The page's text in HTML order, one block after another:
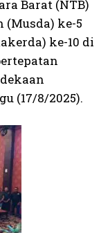
Barat (NTB)
(Musda) ke-5
ke-10 di
(17/8/2025).